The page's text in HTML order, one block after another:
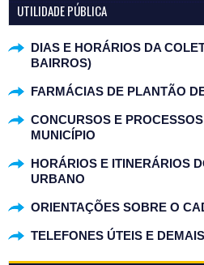
UTILIDADE PÚBLICA
DIAS E HORÁRIOS DA
BAIRROS)
FARMÁCIAS DE PLANTÃO
CONCURSOS E
MUNICÍPIO
HORÁRIOS E ITINERÁRIOS
URBANO
ORIENTAÇÕES SOBRE O
TELEFONES ÚTEIS E